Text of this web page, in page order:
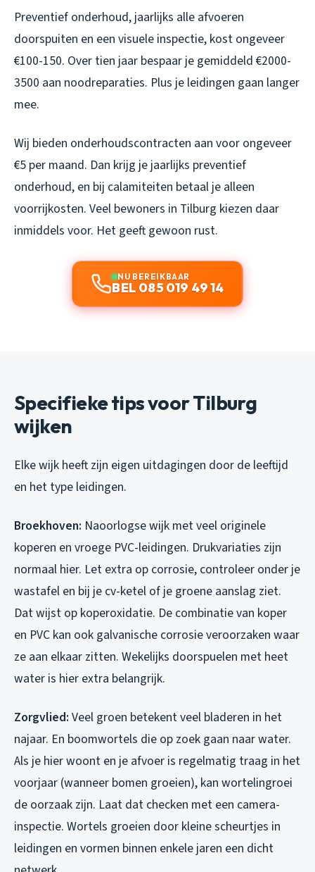
Preventief onderhoud, jaarlijks alle afvoeren
doorspuiten en een visuele inspectie, kost ongeveer
€100-150. Over tien jaar bespaar je gemiddeld €2000-
3500 aan noodreparaties. Plus je leidingen gaan langer
mee.
Wij bieden onderhoudscontracten aan voor ongeveer
€5 per maand. Dan krijg je jaarlijks preventief
onderhoud, en bij calamiteiten betaal je alleen
voorrijkosten. Veel bewoners in Tilburg kiezen daar
inmiddels voor. Het geeft gewoon rust.
NU BEREIKBAAR
BEL 085 019 49 14
Specifieke tips voor Tilburg
wijken
Elke wijk heeft zijn eigen uitdagingen door de leeftijd
en het type leidingen.
Broekhoven: Naoorlogse wijk met veel originele
koperen en vroege PVC-leidingen. Drukvariaties zijn
normaal hier. Let extra op corrosie, controleer onder je
wastafel en bij je cv-ketel of je groene aanslag ziet.
Dat wijst op koperoxidatie. De combinatie van koper
en PVC kan ook galvanische corrosie veroorzaken waar
ze aan elkaar zitten. Wekelijks doorspuelen met heet
water is hier extra belangrijk.
Zorgvlied: Veel groen betekent veel bladeren in het
najaar. En boomwortels die op zoek gaan naar water.
Als je hier woont en je afvoer is regelmatig traag in het
voorjaar (wanneer bomen groeien), kan wortelingroei
de oorzaak zijn. Laat dat checken met een camera-
inspectie. Wortels groeien door kleine scheurtjes in
leidingen en vormen binnen enkele jaren een dicht